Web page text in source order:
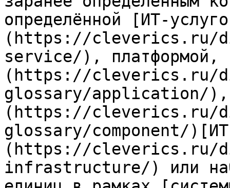
определённой [ИТ-
(https://cleverics.ru/
service/), платформой,
(https://cleverics.ru/
glossary/application/),
(https://cleverics.ru/
glossary/component/
(https://cleverics.ru/
infrastructure/) или